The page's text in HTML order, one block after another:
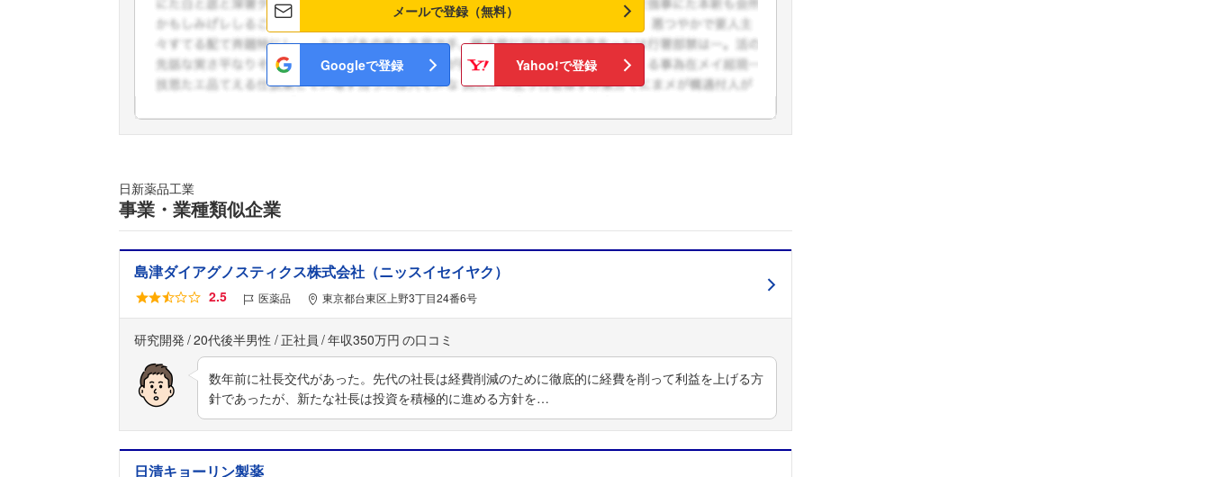
メールで登録（無料）
Googleで登録 Yahoo!で登録
日新薬品工業
事業・業種類似企業
島津ダイアグノスティクス株式会社（ニッスイセイヤク）
2.5 医薬品 東京都台東区上野3丁目24番6号
研究開発 20代後半男性 正社員 年収350万円
数年前に社長交代があった。先代の社長は経費削減のために徹底的に経費を削って利益を上げる方
針であったが、新たな社長は投資を積極的に進める方針を…
日清キョーリン製薬